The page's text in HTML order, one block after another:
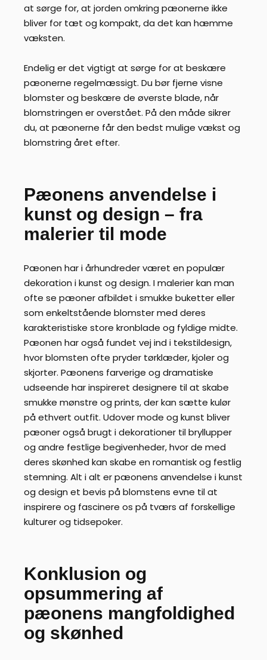
at sørge for, at jorden omkring pæonerne ikke
bliver for tæt og kompakt, da det kan hæmme
væksten.
Endelig er det vigtigt at sørge for at beskære
pæonerne regelmæssigt. Du bør fjerne visne
blomster og beskære de øverste blade, når
blomstringen er overstået. På den måde sikrer
du, at pæonerne får den bedst mulige vækst og
blomstring året efter.
Pæonens anvendelse i
kunst og design – fra
malerier til mode
Pæonen har i århundreder været en populær
dekoration i kunst og design. I malerier kan man
ofte se pæoner afbildet i smukke buketter eller
som enkeltstående blomster med deres
karakteristiske store kronblade og fyldige midte.
Pæonen har også fundet vej ind i tekstildesign,
hvor blomsten ofte pryder tørklæder, kjoler og
skjorter. Pæonens farverige og dramatiske
udseende har inspireret designere til at skabe
smukke mønstre og prints, der kan sætte kulør
på ethvert outfit. Udover mode og kunst bliver
pæoner også brugt i dekorationer til bryllupper
og andre festlige begivenheder, hvor de med
deres skønhed kan skabe en romantisk og festlig
stemning. Alt i alt er pæonens anvendelse i kunst
og design et bevis på blomstens evne til at
inspirere og fascinere os på tværs af forskellige
kulturer og tidsepoker.
Konklusion og
opsummering af
pæonens mangfoldighed
og skønhed